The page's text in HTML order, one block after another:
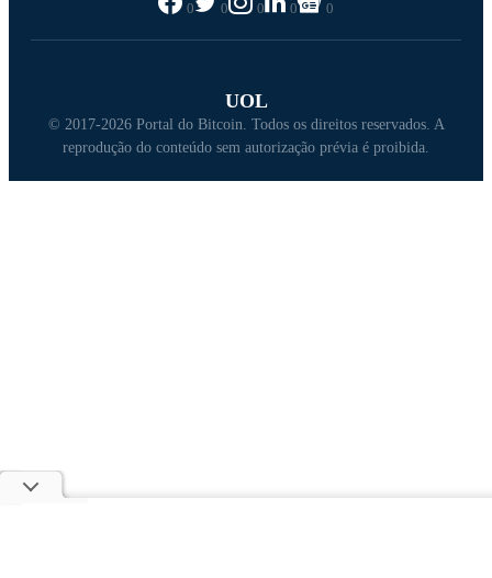
0 0 0 0 0
UOL
© 2017-2026 Portal do Bitcoin. Todos os direitos reservados. A
reprodução do conteúdo sem autorização prévia é proibida.